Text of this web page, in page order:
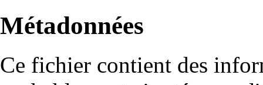
Métadonnées
Ce fichier contient des